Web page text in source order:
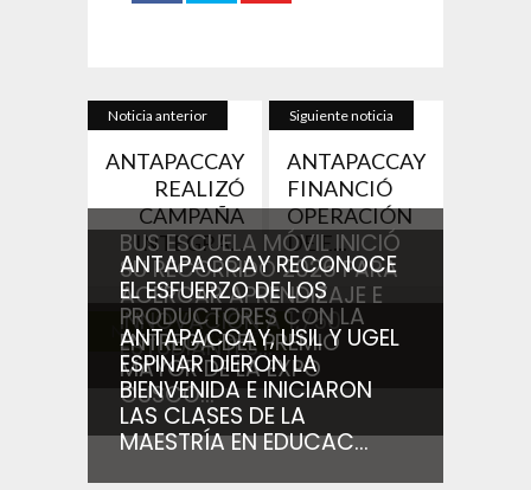
Noticia anterior
ANTAPACCAY
REALIZÓ
CAMPAÑA
INTEGRA...
Siguiente noticia
ANTAPACCAY
FINANCIÓ
OPERACIÓN
DE E...
Noticias relacionadas
BUS ESCUELA MÓVIL INICIÓ
SU RECORRIDO 2026 PARA
ACERCAR APRENDIZAJE E
INNOVACIÓN A 1,750
ESTUDIANTES...
ANTAPACCAY RECONOCE
EL ESFUERZO DE LOS
PRODUCTORES CON LA
ENTREGA DEL PREMIO
MAYOR DE LA EXPO
CUSCO...
ANTAPACCAY, USIL Y UGEL
ESPINAR DIERON LA
BIENVENIDA E INICIARON
LAS CLASES DE LA
MAESTRÍA EN EDUCAC...